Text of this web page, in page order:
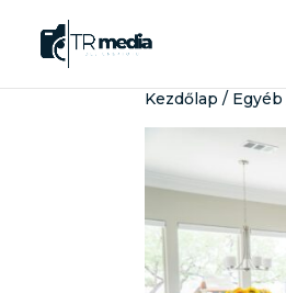
Kezdőlap / Egyéb